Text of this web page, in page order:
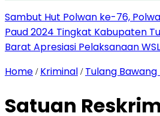
Sambut Hut Polwan ke-76,
Paud 2024 Tingkat Kabupaten
Barat Apresiasi Pelaksanaan
Home / Kriminal / Tulang
Satuan